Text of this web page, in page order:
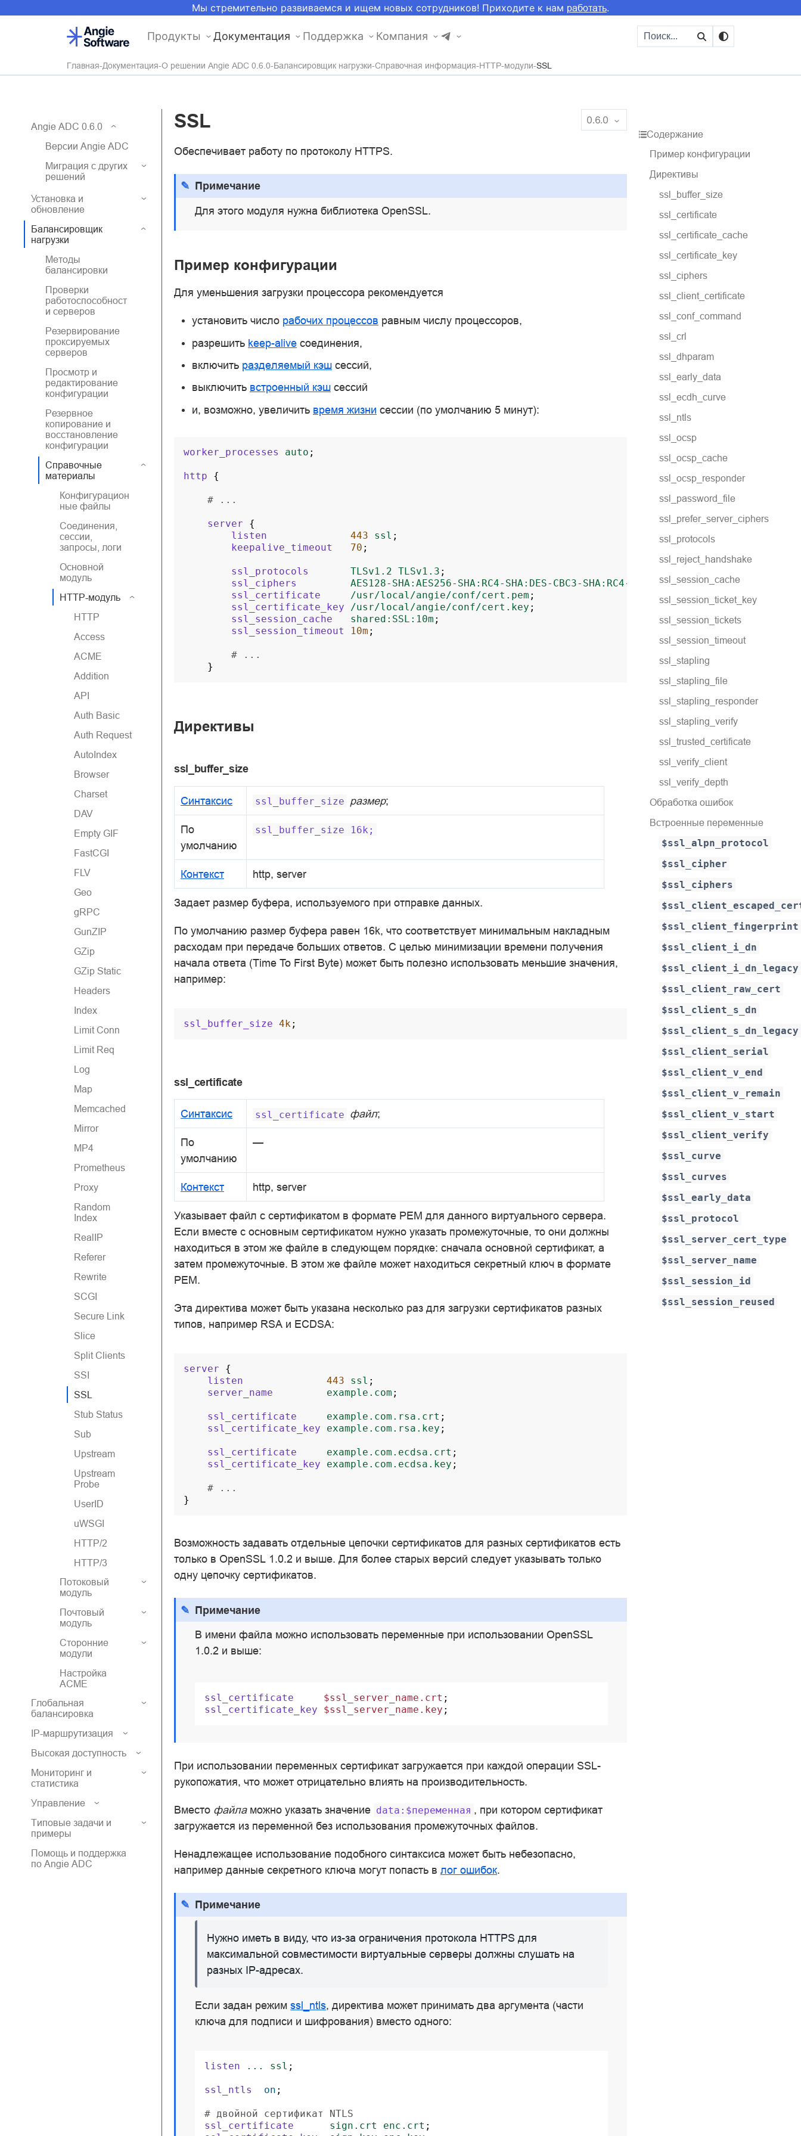
Мы стремительно развиваемся и ищем новых сотрудников! Приходите к нам работать.
Продукты Документация Поддержка Компания
Главная Документация О решении Angie ADC 0.6.0 Балансировщик нагрузки Справочная информация HTTP-модули SSL
Angie ADC 0.6.0
Версии Angie ADC
Миграция с других
решений
Установка и
обновление
Балансировщик
нагрузки
Методы
балансировки
Проверки
работоспособност
и серверов
Резервирование
проксируемых
серверов
Просмотр и
редактирование
конфигурации
Резервное
копирование и
восстановление
конфигурации
Справочные
материалы
Конфигурацион
ные файлы
Соединения,
сессии,
запросы, логи
Основной
модуль
HTTP-модуль
HTTP
Access
ACME
Addition
API
Auth Basic
Auth Request
AutoIndex
Browser
Charset
DAV
Empty GIF
FastCGI
FLV
Geo
gRPC
GunZIP
GZip
GZip Static
Headers
Index
Limit Conn
Limit Req
Log
Map
Memcached
Mirror
MP4
Prometheus
Proxy
Random
Index
RealIP
Referer
Rewrite
SCGI
Secure Link
Slice
Split Clients
SSI
SSL
Stub Status
Sub
Upstream
Upstream
Probe
UserID
uWSGI
HTTP/2
HTTP/3
Потоковый
модуль
Почтовый
модуль
Сторонние
модули
Настройка
ACME
Глобальная
балансировка
IP-маршрутизация
Высокая доступность
Мониторинг и
статистика
Управление
Типовые задачи и
примеры
Помощь и поддержка
по Angie ADC
0.6.0
SSL
Обеспечивает работу по протоколу HTTPS.
Примечание
Для этого модуля нужна библиотека OpenSSL.
Пример конфигурации
Для уменьшения загрузки процессора рекомендуется
установить число рабочих процессов равным числу процессоров,
разрешить keep-alive соединения,
включить разделяемый кэш сессий,
выключить встроенный кэш сессий
и, возможно, увеличить время жизни сессии (по умолчанию 5 минут):
worker_processes auto ;
http {
# ...
server
{
listen
443 ssl ;
keepalive_timeout
70 ;
ssl_protocols TLSv1.2 TLSv1.3 ;
ssl_ciphers
AES128-SHA:AES256-SHA:RC4-SHA:DES-CBC3-SHA:RC4-MD5
ssl_certificate
/usr/local/angie/conf/cert.pem ;
ssl_certificate_key
/usr/local/angie/conf/cert.key ;
ssl_session_cache
shared:SSL:10m ;
ssl_session_timeout
10m ;
# ...
}
Директивы
ssl_buffer_size
Синтаксис ssl_buffer_size размер;
По
умолчанию
ssl_buffer_size 16k;
Контекст http, server
Задает размер буфера, используемого при отправке данных.
По умолчанию размер буфера равен 16k, что соответствует минимальным накладным
расходам при передаче больших ответов. С целью минимизации времени получения
начала ответа (Time To First Byte) может быть полезно использовать меньшие значения,
например:
ssl_buffer_size 4k ;
ssl_certificate
Синтаксис ssl_certificate файл;
По
умолчанию
—
Контекст http, server
Указывает файл с сертификатом в формате PEM для данного виртуального сервера.
Если вместе с основным сертификатом нужно указать промежуточные, то они должны
находиться в этом же файле в следующем порядке: сначала основной сертификат, а
затем промежуточные. В этом же файле может находиться секретный ключ в формате
PEM.
Эта директива может быть указана несколько раз для загрузки сертификатов разных
типов, например RSA и ECDSA:
server
{
listen
443 ssl ;
server_name
example.com ;
ssl_certificate example.com.rsa.crt ;
ssl_certificate_key
example.com.rsa.key ;
ssl_certificate example.com.ecdsa.crt ;
ssl_certificate_key
example.com.ecdsa.key ;
# ...
}
Возможность задавать отдельные цепочки сертификатов для разных сертификатов есть
только в OpenSSL 1.0.2 и выше. Для более старых версий следует указывать только
одну цепочку сертификатов.
Примечание
В имени файла можно использовать переменные при использовании OpenSSL
1.0.2 и выше:
ssl_certificate $ssl_server_name.crt ;
ssl_certificate_key
$ssl_server_name.key ;
При использовании переменных сертификат загружается при каждой операции SSL-
рукопожатия, что может отрицательно влиять на производительность.
Вместо файламожно указать значение data:$переменная , при котором сертификат
загружается из переменной без использования промежуточных файлов.
Ненадлежащее использование подобного синтаксиса может быть небезопасно,
например данные секретного ключа могут попасть в лог ошибок.
Примечание
Нужно иметь в виду, что из-за ограничения протокола HTTPS для
максимальной совместимости виртуальные серверы должны слушать на
разных IP-адресах.
Если задан режимssl_ntls, директива может принимать два аргумента (части
ключа для подписи и шифрования) вместо одного:
listen ... ssl ;
ssl_ntls on ;
# двойной сертификат NTLS
ssl_certificate
sign.crt enc.crt ;
Содержание
Пример конфигурации
Директивы
ssl_buffer_size
ssl_certificate
ssl_certificate_cache
ssl_certificate_key
ssl_ciphers
ssl_client_certificate
ssl_conf_command
ssl_crl
ssl_dhparam
ssl_early_data
ssl_ecdh_curve
ssl_ntls
ssl_ocsp
ssl_ocsp_cache
ssl_ocsp_responder
ssl_password_file
ssl_prefer_server_ciphers
ssl_protocols
ssl_reject_handshake
ssl_session_cache
ssl_session_ticket_key
ssl_session_tickets
ssl_session_timeout
ssl_stapling
ssl_stapling_file
ssl_stapling_responder
ssl_stapling_verify
ssl_trusted_certificate
ssl_verify_client
ssl_verify_depth
Обработка ошибок
Встроенные переменные
$ssl_alpn_protocol
$ssl_cipher
$ssl_ciphers
$ssl_client_fingerprint
$ssl_client_i_dn
$ssl_client_i_dn_legacy
$ssl_client_raw_cert
$ssl_client_s_dn
$ssl_client_s_dn_legacy
$ssl_client_serial
$ssl_client_v_end
$ssl_client_v_remain
$ssl_client_v_start
$ssl_client_verify
$ssl_curve
$ssl_curves
$ssl_early_data
$ssl_protocol
$ssl_server_cert_type
$ssl_server_name
$ssl_session_id
$ssl_session_reused